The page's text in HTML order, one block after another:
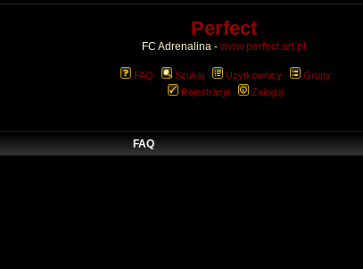
Perfect
FC Adrenalina - www.perfect.art.pl
FAQ Szukaj Użytkownicy
Grupy
Rejestracja
Zaloguj
FAQ